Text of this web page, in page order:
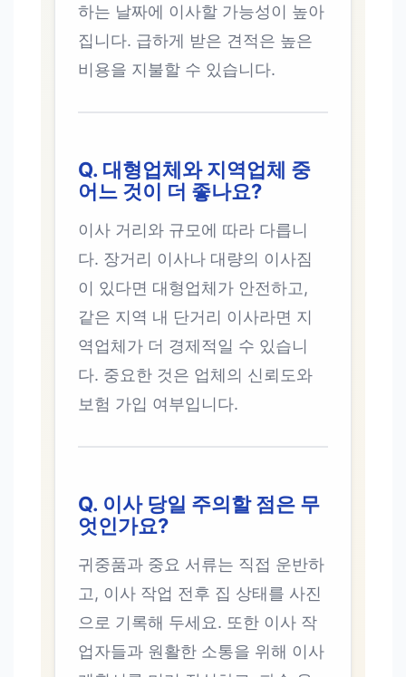
하는 날짜에 이사할 가능성이 높아
집니다. 급하게 받은 견적은 높은
비용을 지불할 수 있습니다.
Q. 대형업체와 지역업체 중
어느 것이 더 좋나요?
이사 거리와 규모에 따라 다릅니
다. 장거리 이사나 대량의 이사짐
이 있다면 대형업체가 안전하고,
같은 지역 내 단거리 이사라면 지
역업체가 더 경제적일 수 있습니
다. 중요한 것은 업체의 신뢰도와
보험 가입 여부입니다.
Q. 이사 당일 주의할 점은 무
엇인가요?
귀중품과 중요 서류는 직접 운반하
고, 이사 작업 전후 집 상태를 사진
으로 기록해 두세요. 또한 이사 작
업자들과 원활한 소통을 위해 이사